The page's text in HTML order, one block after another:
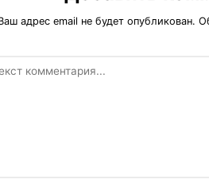
адрес email не будет опубликован.